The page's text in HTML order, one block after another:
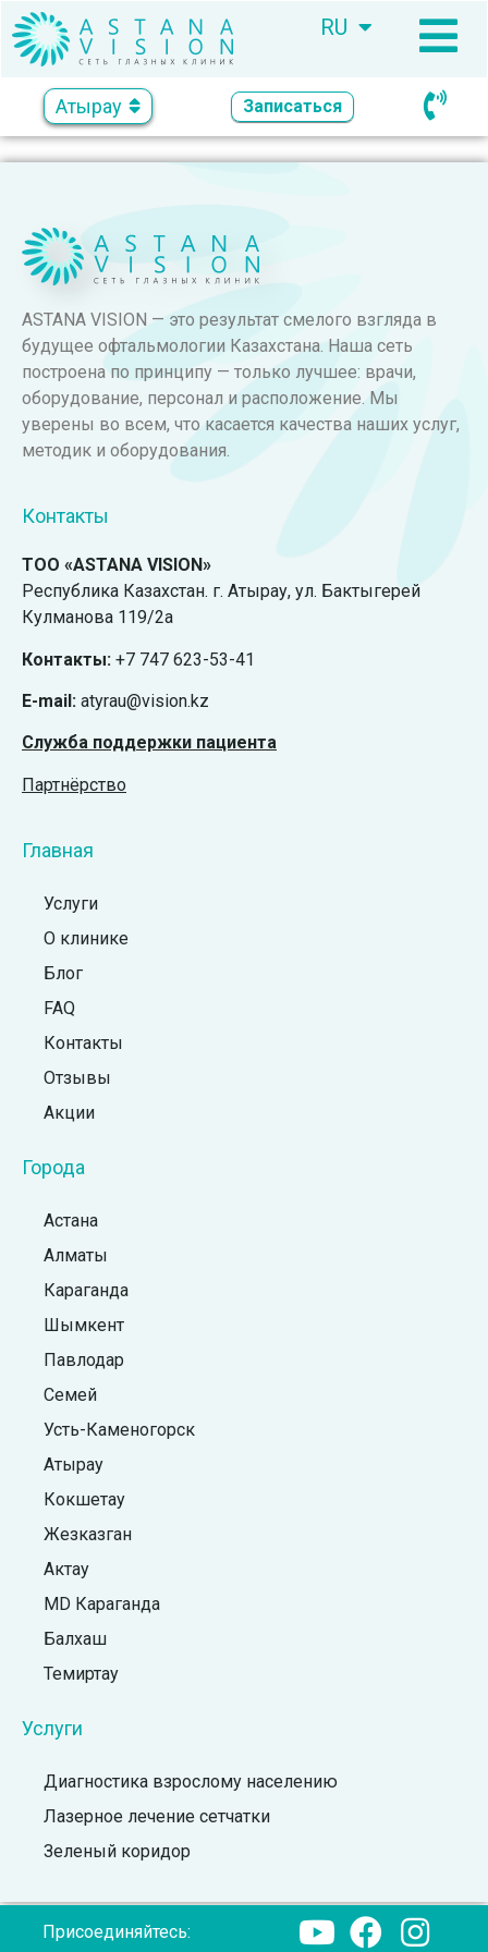
RU
KZ
Атырау Записаться
ASTANA VISION — это результат смелого взгляда в
будущее офтальмологии Казахстана. Наша сеть
построена по принципу — только лучшее: врачи,
оборудование, персонал и расположение. Мы
уверены во всем, что касается качества наших услуг,
методик и оборудования.
Контакты
ТОО «ASTANA VISION»
Республика Казахстан. г. Атырау, ул. Бактыгерей
Кулманова 119/2а
Контакты: +7 747 623-53-41
E-mail: atyrau@vision.kz
Служба поддержки пациента
Партнёрство
Главная
Услуги
О клинике
Блог
FAQ
Контакты
Отзывы
Акции
Города
Астана
Алматы
Караганда
Шымкент
Павлодар
Семей
Усть-Каменогорск
Атырау
Кокшетау
Жезказган
Актау
MD Караганда
Балхаш
Темиртау
Услуги
Диагностика взрослому населению
Лазерное лечение сетчатки
Зеленый коридор
Присоединяйтесь: